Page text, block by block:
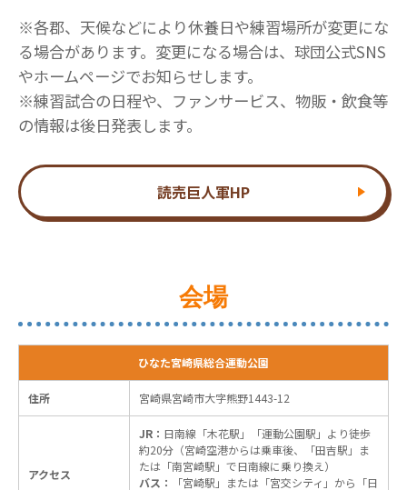
※各郡、天候などにより休養日や練習場所が変更にな
る場合があります。変更になる場合は、球団公式SNS
やホームページでお知らせします。
※練習試合の日程や、ファンサービス、物販・飲食等
の情報は後日発表します。
読売巨人軍HP
会場
ひなた宮崎県総合運動公園
住所 宮崎県宮崎市大字熊野1443-12
アクセス
JR： 日南線「木花駅」「運動公園駅」より徒歩
約20分（宮崎空港からは乗車後、「田吉駅」ま
たは「南宮崎駅」で日南線に乗り換え）
バス：
「宮崎駅」または「宮交シティ」から「日